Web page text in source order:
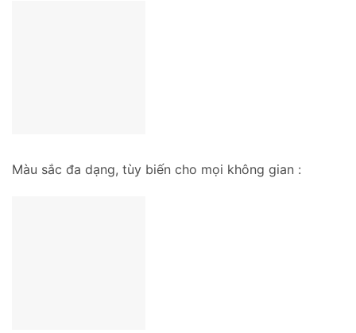
Màu sắc đa dạng, tùy biến cho mọi không gian :